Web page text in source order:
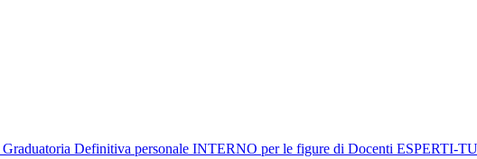
Definitiva personale INTERNO per le figure di Docenti